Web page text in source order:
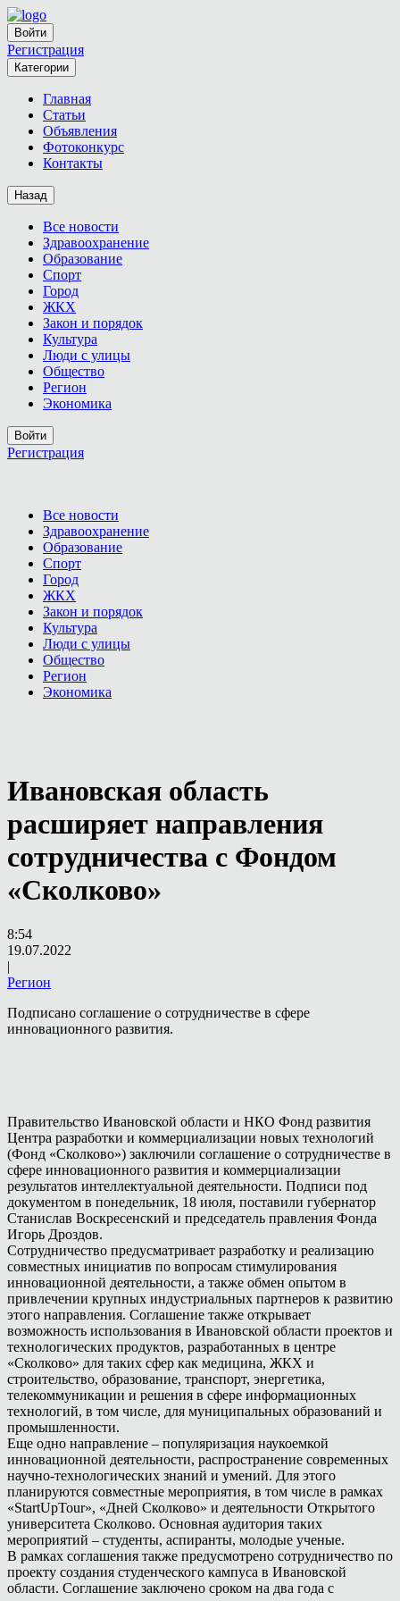
Войти
Регистрация
Категории
Главная
Статьи
Объявления
Фотоконкурс
Контакты
Назад
Все новости
Здравоохранение
Образование
Спорт
Город
ЖКХ
Закон и порядок
Культура
Люди с улицы
Общество
Регион
Экономика
Войти
Регистрация
Все новости
Здравоохранение
Образование
Спорт
Город
ЖКХ
Закон и порядок
Культура
Люди с улицы
Общество
Регион
Экономика
Ивановская область
расширяет направления
сотрудничества с Фондом
«Сколково»
8:54
19.07.2022
|
Регион
Подписано соглашение о сотрудничестве в сфере
инновационного развития.
Правительство Ивановской области и НКО Фонд развития
Центра разработки и коммерциализации новых технологий
(Фонд «Сколково») заключили соглашение о сотрудничестве в
сфере инновационного развития и коммерциализации
результатов интеллектуальной деятельности. Подписи под
документом в понедельник, 18 июля, поставили губернатор
Станислав Воскресенский и председатель правления Фонда
Игорь Дроздов.
Сотрудничество предусматривает разработку и реализацию
совместных инициатив по вопросам стимулирования
инновационной деятельности, а также обмен опытом в
привлечении крупных индустриальных партнеров к развитию
этого направления. Соглашение также открывает
возможность использования в Ивановской области проектов и
технологических продуктов, разработанных в центре
«Сколково» для таких сфер как медицина, ЖКХ и
строительство, образование, транспорт, энергетика,
телекоммуникации и решения в сфере информационных
технологий, в том числе, для муниципальных образований и
промышленности.
Еще одно направление – популяризация наукоемкой
инновационной деятельности, распространение современных
научно-технологических знаний и умений. Для этого
планируются совместные мероприятия, в том числе в рамках
«StartUpTour», «Дней Сколково» и деятельности Открытого
университета Сколково. Основная аудитория таких
мероприятий – студенты, аспиранты, молодые ученые.
В рамках соглашения также предусмотрено сотрудничество по
проекту создания студенческого кампуса в Ивановской
области. Соглашение заключено сроком на два года с